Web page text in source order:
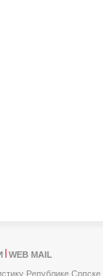
WEB MAIL
Републике Српске,